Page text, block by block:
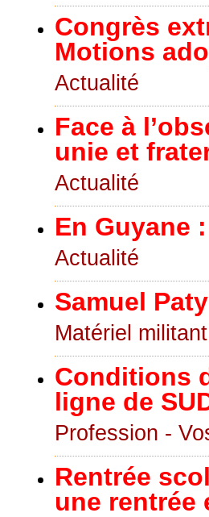
Congrès
Motions
Actualité
Face à
unie et
Actualité
En Guyane
Actualité
Samuel
Matériel militant
Conditions
ligne de
Profession -
Rentrée
une rentrée